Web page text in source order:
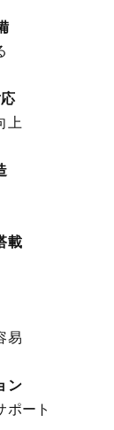
上
載
易
ン
ポート